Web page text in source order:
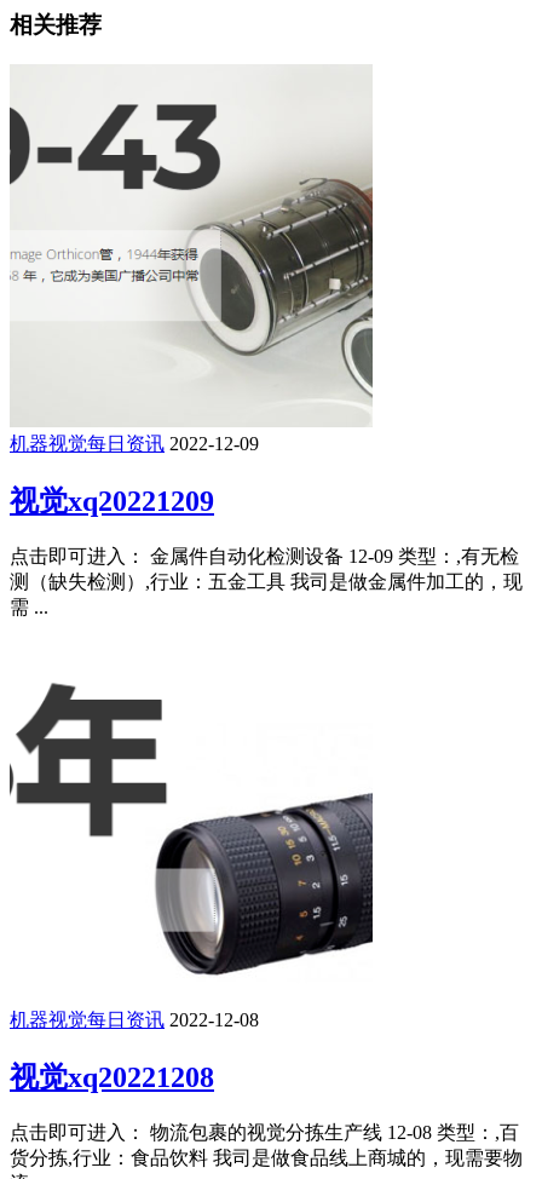
相关推荐
机器视觉每日资讯 2022-12-09
视觉xq20221209
点击即可进入： 金属件自动化检测设备 12-09 类型：,有无检
测（缺失检测）,行业：五金工具 我司是做金属件加工的，现
需 ...
机器视觉每日资讯 2022-12-08
视觉xq20221208
点击即可进入： 物流包裹的视觉分拣生产线 12-08 类型：,百
货分拣,行业：食品饮料 我司是做食品线上商城的，现需要物